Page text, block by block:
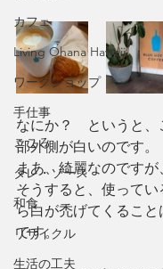
カフェ
Living Ohana Hawaii
ワークショップ
手仕事
こころ
タレ・ソース
和食
リサイクル
生活の工夫
なにか？　というと
部外側が白いのです。
まあ、綺麗なのですが
そうすると、使って
ら白が禿げてくるこ
です。